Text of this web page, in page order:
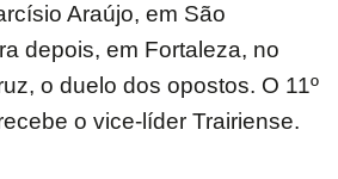
Araújo, em São
depois, em Fortaleza, no
o duelo dos opostos. O 11º
o vice-líder Trairiense.